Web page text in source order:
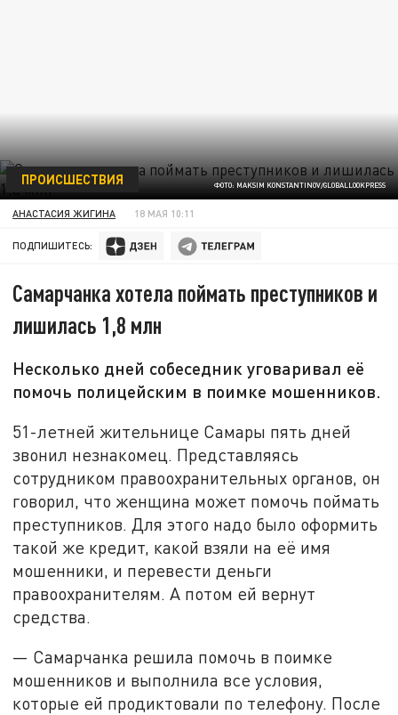
ФОТО: MAKSIM KONSTANTINOV/GLOBALLOOKPRESS
ПРОИСШЕСТВИЯ
АНАСТАСИЯ ЖИГИНА 18 МАЯ 10:11
ПОДПИШИТЕСЬ:
Самарчанка хотела поймать преступников и
лишилась 1,8 млн
Несколько дней собеседник уговаривал её
помочь полицейским в поимке мошенников.
51-летней жительнице Самары пять дней
звонил незнакомец. Представляясь
сотрудником правоохранительных органов, он
говорил, что женщина может помочь поймать
преступников. Для этого надо было оформить
такой же кредит, какой взяли на её имя
мошенники, и перевести деньги
правоохранителям. А потом ей вернут
средства.
— Самарчанка решила помочь в поимке
мошенников и выполнила все условия,
которые ей продиктовали по телефону. После